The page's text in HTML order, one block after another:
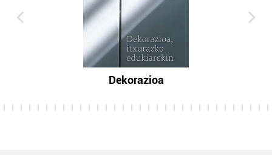
Dekorazioa